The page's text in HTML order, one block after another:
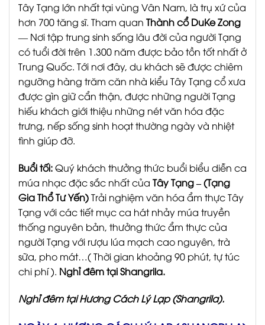
Tây Tạng lớn nhất tại vùng Vân Nam, là trụ xứ của
hơn 700 tăng sĩ. Tham quan Thành cổ DuKe Zong
— Nơi tập trung sinh sống lâu đời của người Tạng
có tuổi đời trên 1.300 năm được bảo tồn tốt nhất ở
Trung Quốc. Tới nơi đây, du khách sẽ được chiêm
ngưỡng hàng trăm căn nhà kiểu Tây Tạng cổ xưa
được gìn giữ cẩn thận, được những người Tạng
hiếu khách giới thiệu những nét văn hóa đặc
trưng, nếp sống sinh hoạt thường ngày và nhiệt
tình giúp đỡ.
Buổi tối:Quý khách thưởng thức buổi biểu diễn ca
múa nhạc đặc sắc nhất của Tây Tạng – (Tạng
Gia Thổ Tư Yến)Trải nghiệm văn hóa ẩm thực Tây
Tạng với các tiết mục ca hát nhảy múa truyền
thống nguyên bản, thưởng thức ẩm thực của
người Tạng với rượu lúa mạch cao nguyên, trà
sữa, pho mát…( Thời gian khoảng 90 phút, tự túc
chi phí ). Nghỉ đêm tại Shangrila.
Nghỉ đêm tại Hương Cách Lý Lạp(Shangrila).